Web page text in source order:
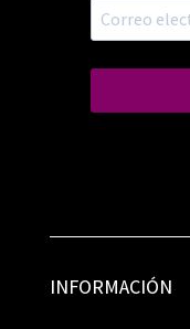
INFORMACIÓN